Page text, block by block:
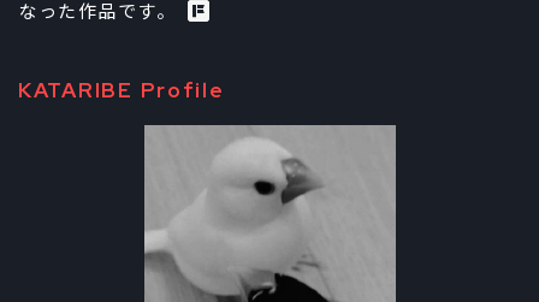
なった作品です。
KATARIBE Profile